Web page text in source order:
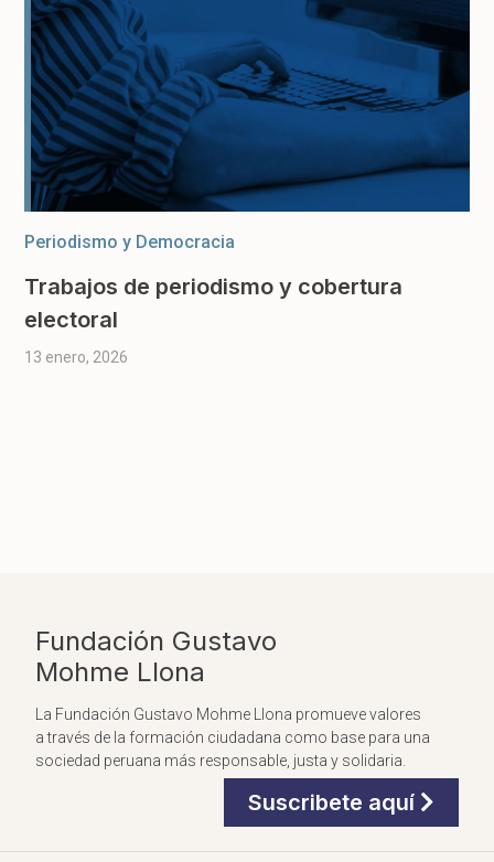
Periodismo y Democracia
Trabajos de periodismo y cobertura
electoral
13 enero, 2026
Fundación Gustavo
Mohme Llona
La Fundación Gustavo Mohme Llona promueve valores
a través de la formación ciudadana como base para una
sociedad peruana más responsable, justa y solidaria.
Suscribete aquí